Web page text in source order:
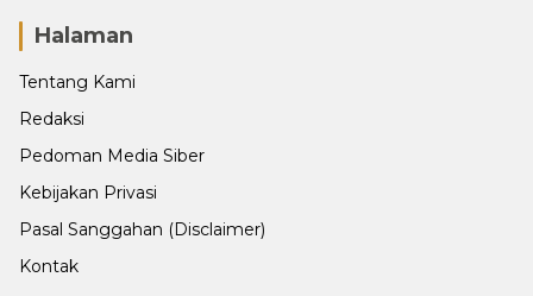
Halaman
Tentang Kami
Redaksi
Pedoman Media Siber
Kebijakan Privasi
Pasal Sanggahan (Disclaimer)
Kontak